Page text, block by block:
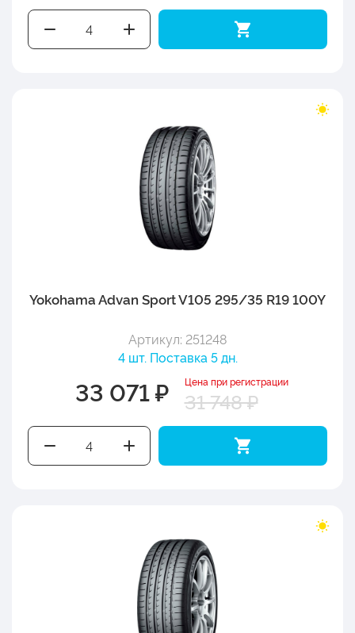
Yokohama Advan Sport V105 295/35 R19 100Y
Артикул: 251248
4 шт. Поставка 5 дн.
33 071 ₽ Цена при регистрации
31 748 ₽